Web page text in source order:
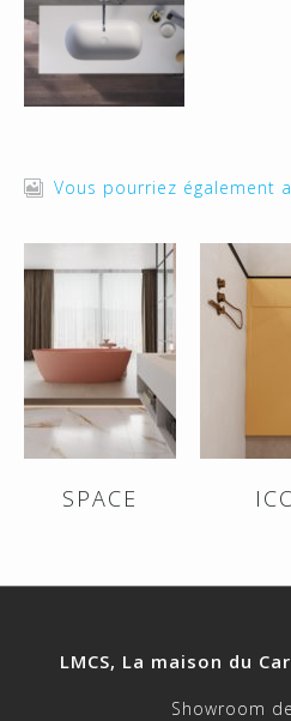
Vous pourriez également
SPACE
LMCS, La maison du
Showroom